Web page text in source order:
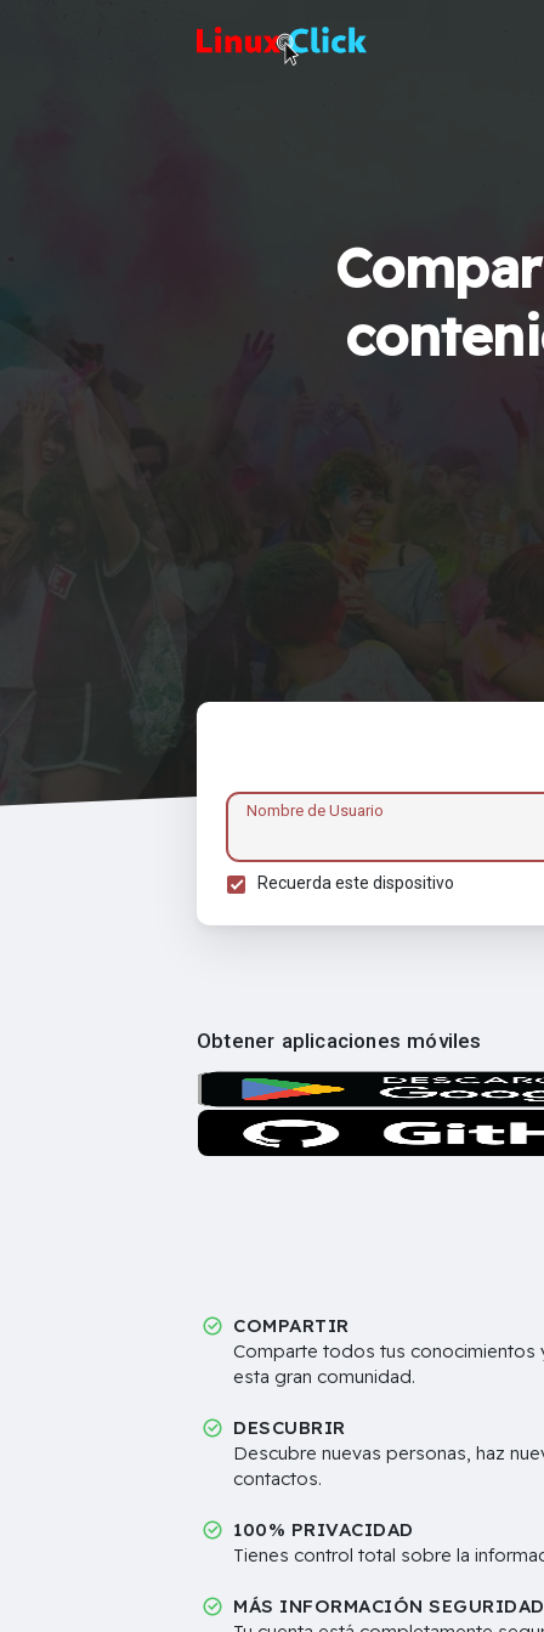
Nombre de Usuario
Recuerda este dispositivo
Obtener aplicaciones móviles
COMPARTIR
Comparte todos tus conocimientos
esta gran comunidad.
DESCUBRIR
Descubre nuevas personas, haz
contactos.
100% PRIVACIDAD
Tienes control total sobre la
MÁS INFORMACIÓN SEGURIDAD